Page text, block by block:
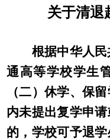
关于清退
根据中华人
通高等学校学生
（二）休学、保
内未提出复学申
的，学校可予退